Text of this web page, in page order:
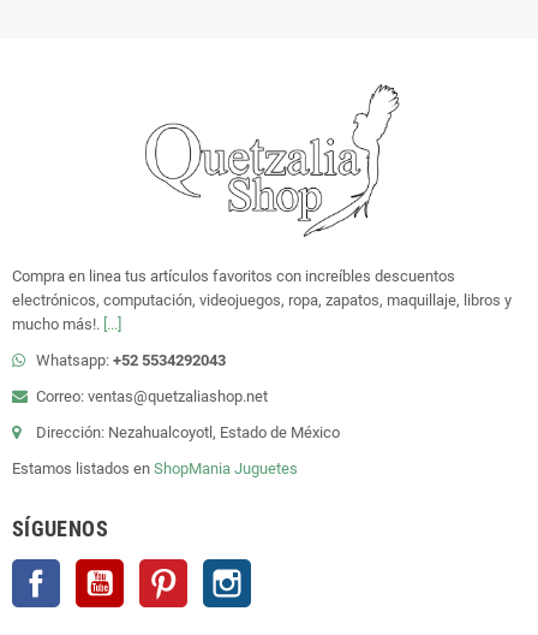
Compra en linea tus artículos favoritos con increíbles descuentos
electrónicos, computación, videojuegos, ropa, zapatos, maquillaje, libros y
mucho más!. [...]
Whatsapp: +52 5534292043
Correo: ventas@quetzaliashop.net
Dirección: Nezahualcoyotl, Estado de México
Estamos listados en ShopMania Juguetes
SÍGUENOS
Facebook YouTube Pinterest